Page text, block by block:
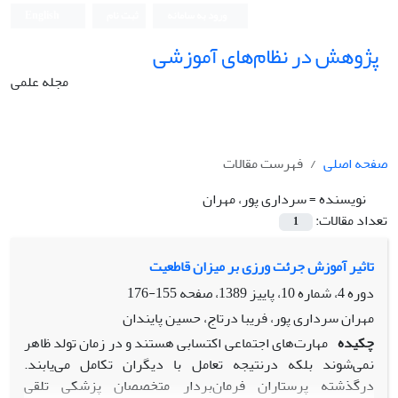
پژوهش در نظام‌های آموزشی
مجله علمی
صفحه اصلی
فهرست مقالات
نویسنده =سرداری پور، مهران
تعداد مقالات:
1
تاثیر آموزش جرئت ورزی بر میزان قاطعیت
دوره 4، شماره 10، پاییز 1389، صفحه
155-176
مهران سرداری پور، فریبا درتاج، حسین پایندان
چکیده مهارت‌های اجتماعی اکتسابی هستند و در زمان تولد ظاهر
نمی‌شوند بلکه درنتیجه تعامل با دیگران تکامل می‌یابند.
درگذشته پرستاران فرمان‌بردار متخصصان پزشکی تلقی